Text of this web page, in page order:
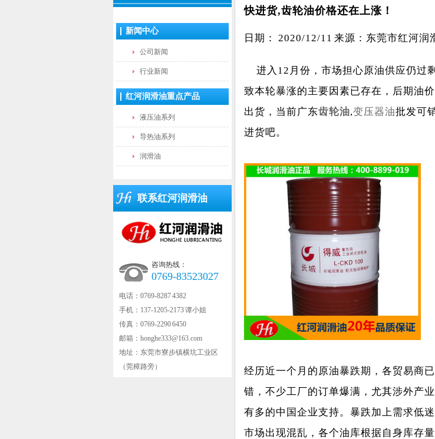
新闻中心
公司新闻
行业新闻
红河润滑油重点产品
液压油系列
导热油系列
润滑油
联系红河润滑油
咨询热线：
0769-83523027
电话：0769-8287 4382
手机：137-1205-2173 谭小姐
传真：0769-2290 6450
邮箱：honghe333@163.com
地址：东莞市寮步镇横坑工业区
（莞樟路旁）
快进货,齿轮油价格还在上涨！
日期： 2020/12/11 来源：东莞市红河润
进入12月份，市场担心原油供应仍过
致本轮暴涨的主要因素已存在，后期油
出货，当前广东齿轮油,变压器油批发可
进货吧。
经历近一个月的原油暴跌期，各贸易商
错，不少工厂的订单爆满，尤其涉外产
有多的中国企业支持。暴跌加上需求低
市场出现混乱，各个油库根据自身库存